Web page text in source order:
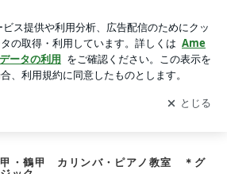
して ブログの更新通知
を受け取りまし
開く
甲・鶴甲 カリンバ・ピアノ教室 ＊グ